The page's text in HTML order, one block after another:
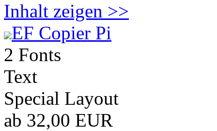
Inhalt zeigen >>
EF Copier Pi
2 Fonts
Text
Special Layout
ab 32,00 EUR